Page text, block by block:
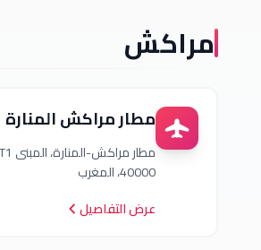
مراكش
مطار مراكش المنارة
40000، المغرب
عرض التفاصيل